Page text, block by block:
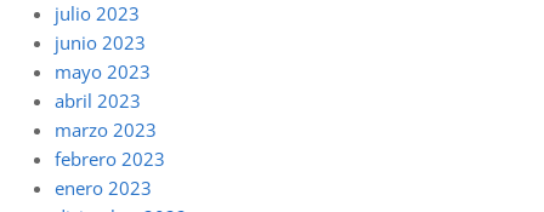
julio 2023
junio 2023
mayo 2023
abril 2023
marzo 2023
febrero 2023
enero 2023